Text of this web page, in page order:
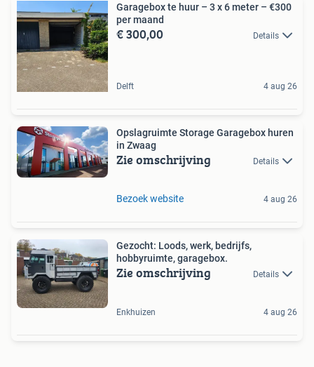
Garagebox te huur – 3 x 6 meter – €300
per maand
€ 300,00 Details
Delft 4 aug 26
Opslagruimte Storage Garagebox huren
in Zwaag
Zie omschrijving Details
Bezoek website 4 aug 26
Gezocht: Loods, werk, bedrijfs,
hobbyruimte, garagebox.
Zie omschrijving Details
Enkhuizen 4 aug 26